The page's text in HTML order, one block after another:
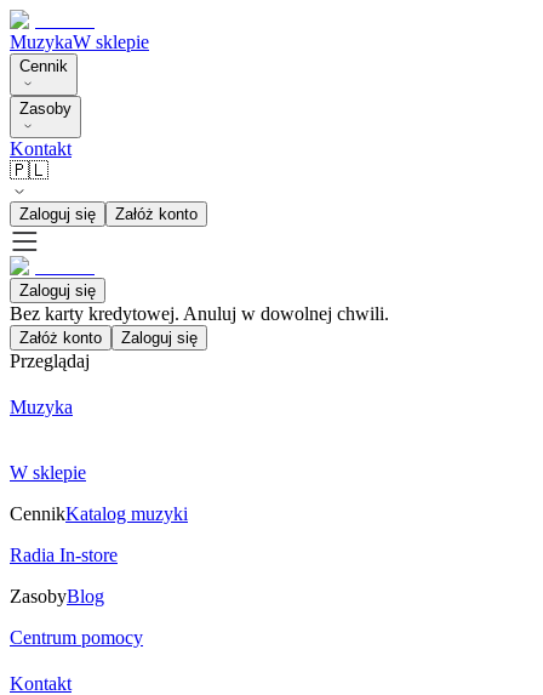
MuzykaW sklepie
Cennik
Zasoby
Kontakt
🇵🇱
Zaloguj się Załóż konto
Zaloguj się
Bez karty kredytowej. Anuluj w dowolnej chwili.
Załóż konto Zaloguj się
Przeglądaj
Muzyka
W sklepie
CennikKatalog muzyki
Radia In-store
ZasobyBlog
Centrum pomocy
Kontakt